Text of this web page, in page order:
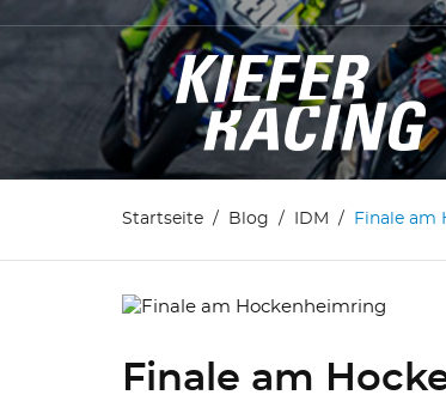
Startseite Blog IDM Finale am
Finale am